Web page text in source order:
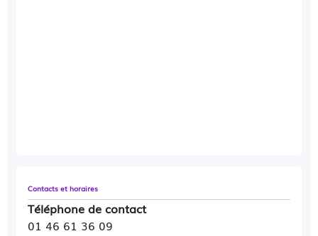
Contacts et horaires
Téléphone de contact
01 46 61 36 09